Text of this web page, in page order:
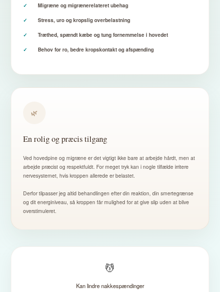
Migræne og migrænerelateret ubehag
Stress, uro og kropslig overbelastning
Træthed, spændt kæbe og tung fornemmelse i hovedet
Behov for ro, bedre kropskontakt og afspænding
🌿
En rolig og præcis tilgang
Ved hovedpine og migræne er det vigtigt ikke bare at arbejde hårdt, men at
arbejde præcist og respektfuldt. For meget tryk kan i nogle tilfælde irritere
nervesystemet, hvis kroppen allerede er belastet.
Derfor tilpasser jeg altid behandlingen efter din reaktion, din smertegrænse
og dit energiniveau, så kroppen får mulighed for at give slip uden at blive
overstimuleret.
💆
Kan lindre nakkespændinger